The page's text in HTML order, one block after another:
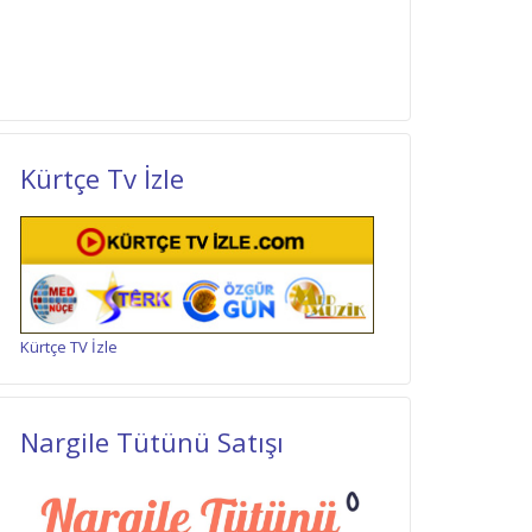
Kürtçe Tv İzle
Kürtçe TV İzle
Nargile Tütünü Satışı